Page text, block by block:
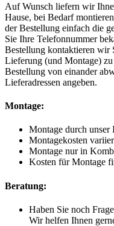
Auf Wunsch liefern wir
Hause, bei Bedarf
der Bestellung einfach die
Sie Ihre Telefonnummer
Bestellung kontaktieren wir
Lieferung (und Montage)
Bestellung von einander
Lieferadressen angeben.
Montage:
Montage durch unser
Montagekosten
Montage nur in
Kosten für Montage
Beratung:
Haben Sie noch
Wir helfen Ihnen